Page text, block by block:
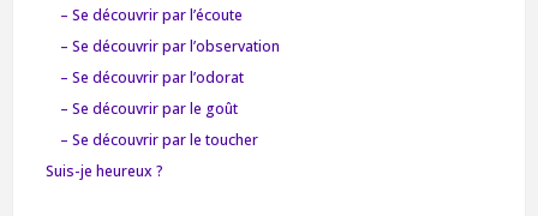
– Se découvrir par l’écoute
– Se découvrir par l’observation
– Se découvrir par l’odorat
– Se découvrir par le goût
– Se découvrir par le toucher
Suis-je heureux ?